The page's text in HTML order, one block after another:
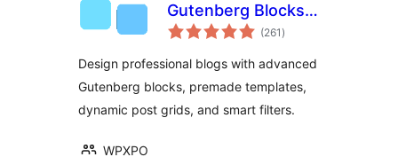
Gutenberg Blocks –
PostX
(261 საერთო
რეიტინგი
)
Design professional blogs with advanced
Gutenberg blocks, premade templates,
dynamic post grids, and smart filters.
WPXPO